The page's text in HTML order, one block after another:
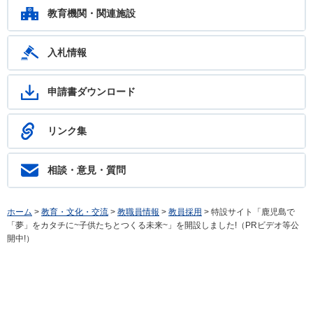
ます。フリーダイヤル：0120-783-574
教育機関・関連施設
入札情報
申請書ダウンロード
リンク集
相談・意見・質問
ホーム > 教育・文化・交流 > 教職員情報 > 教員採用 > 特設サイト「鹿児島で
「夢」をカタチに~子供たちとつくる未来~」を開設しました!（PRビデオ等公
開中!）